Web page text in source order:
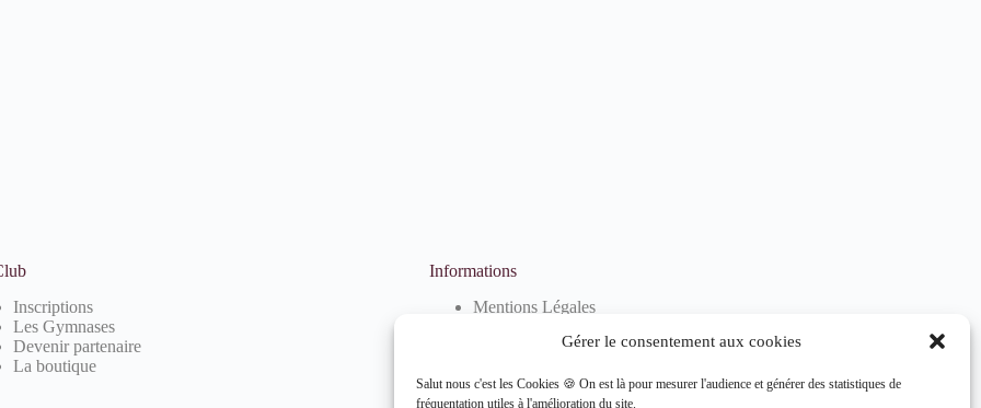
Gérer le consentement aux cookies
Salut nous c'est les Cookies 🍪 On est là pour mesurer l'audience et générer des statistiques de
fréquentation utiles à l'amélioration du site.
Inscriptions
Les Gymnases
Devenir partenaire
La boutique
Informations
Mentions Légales
Politique de cookies (UE)